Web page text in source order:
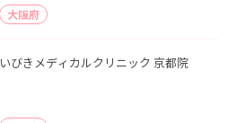
大阪府
いびきメディカルクリニック 京都院